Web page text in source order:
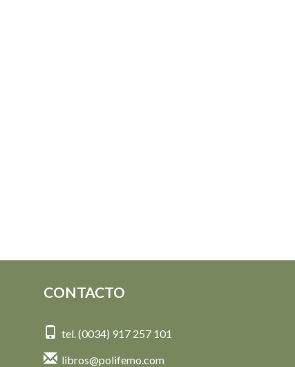
CONTACTO
tel. (0034) 917 257 101
libros@polifemo.com